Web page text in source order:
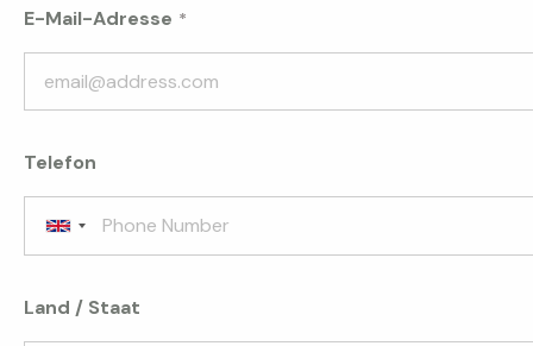
E-Mail-Adresse
Telefon
Land / Staat